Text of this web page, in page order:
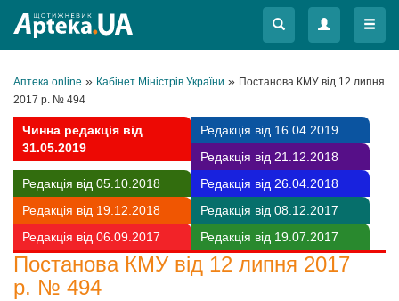
Меню
Меню
Аптека online » Кабінет Міністрів України » Постанова КМУ від 12 липня
2017 р. № 494
Чинна редакція від
31.05.2019
Редакція від 16.04.2019
Редакція від 21.12.2018
Редакція від 05.10.2018
Редакція від 26.04.2018
Редакція від 19.12.2018
Редакція від 08.12.2017
Редакція від 06.09.2017
Редакція від 19.07.2017
Постанова КМУ від 12 липня 2017
р. № 494